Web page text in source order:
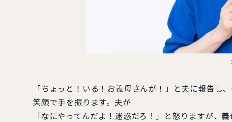
「ちょっと！いる！お義母さんが！」と夫に報告し
笑顔で手を振ります。夫が
「なにやってんだよ！迷惑だろ！」と怒りますが、義